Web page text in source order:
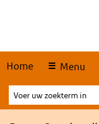
Home Menu
Voer
uw